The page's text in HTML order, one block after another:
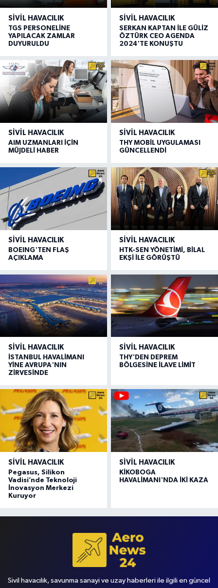
SIVIL HAVACILIK
TGS PERSONELİNE
YAPILACAK ZAMLAR
DUYURULDU
SIVIL HAVACILIK
SERKAN KAPTAN İLE GÜLİZ
ÖZTÜRK CEO AGENDA
2024'TE KONUŞTU
SIVIL HAVACILIK
AIM UZMANLARI İÇİN
MÜJDELİ HABER
SIVIL HAVACILIK
THY MOBİL UYGULAMASI
GÜNCELLENDİ
SIVIL HAVACILIK
BOEING'TEN FLAŞ
AÇIKLAMA
SIVIL HAVACILIK
HTK-SEN YÖNETİMİ, BİLAL
EKŞİ İLE GÖRÜŞTÜ
SIVIL HAVACILIK
İSTANBUL HAVALİMANI
YİNE AVRUPA'NIN
ZİRVESİNDE
SIVIL HAVACILIK
THY'DEN DEPREM
BÖLGESİNE İLAVE LİMİT
SIVIL HAVACILIK
Pegasus, Silikon
Vadisi’nde Teknoloji
İnovasyon Merkezi
Kuruyor
SIVIL HAVACILIK
KİKOBOGA
HAVALİMANI'NDA İKİ KAZA
Sivil havacılık, savunma sanayi ve uzay haberleri ile ilgili en güncel